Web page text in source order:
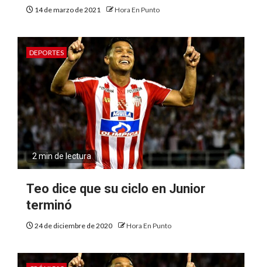
14 de marzo de 2021 Hora En Punto
DEPORTES
2 min de lectura
Teo dice que su ciclo en Junior
terminó
24 de diciembre de 2020 Hora En Punto